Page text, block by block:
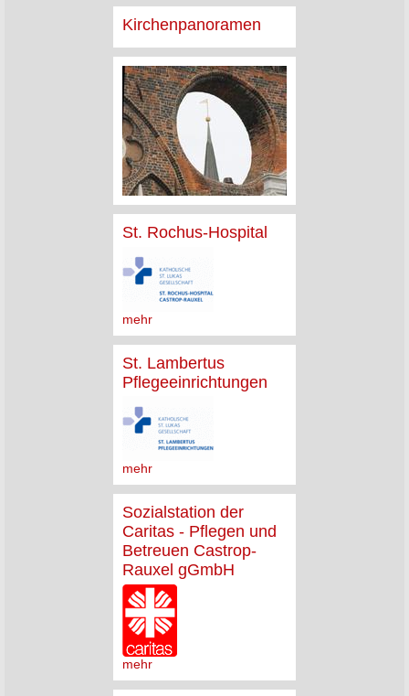
Kirchenpanoramen
St. Rochus-Hospital
mehr
St. Lambertus
Pflegeeinrichtungen
mehr
Sozialstation der
Caritas - Pflegen und
Betreuen Castrop-
Rauxel gGmbH
mehr